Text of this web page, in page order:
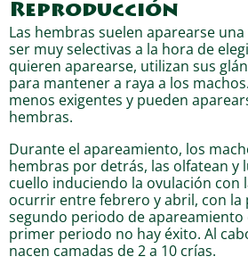
Reproducción
Las hembras suelen aparearse
ser muy selectivas a la hora de
quieren aparearse, utilizan sus
para mantener a raya a los
menos exigentes y pueden
hembras.
Durante el apareamiento, los
hembras por detrás, las olfatean y
cuello induciendo la ovulación con
ocurrir entre febrero y abril, con la
segundo periodo de apareamiento
primer periodo no hay éxito. Al
nacen camadas de 2 a 10 crías.